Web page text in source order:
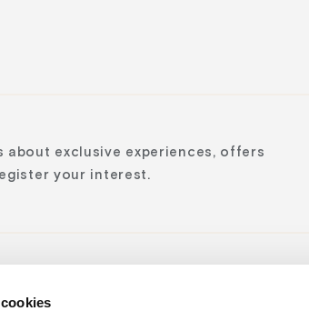
cookies
about exclusive experiences, offers
your interest.